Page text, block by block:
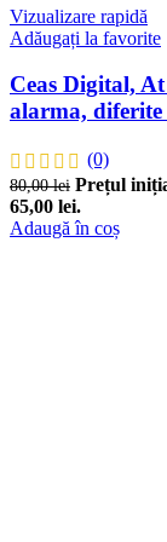
Vizualizare rapidă
Adăugați la favorite
Ceas Digital,
alarma,
(0)
80,00lei Prețul
65,00 lei.
Adaugă în coș